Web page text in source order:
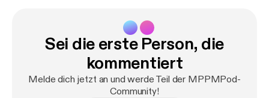
Sei die erste Person, die
kommentiert
Melde dich jetzt an und werde Teil der MPPMPod-
Community!